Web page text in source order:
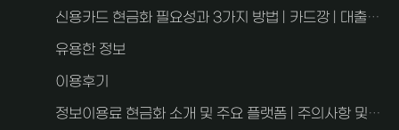
신용카드 현금화 필요성과 3가지 방법 | 카드깡 | 대출과 차이점
유용한 정보
이용후기
정보이용료 현금화 소개 및 주요 플랫폼 | 주의사항 및 FAQ 2가지